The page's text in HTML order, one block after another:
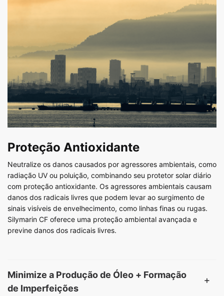
Proteção Antioxidante
Neutralize os danos causados por agressores ambientais, como
radiação UV ou poluição, combinando seu protetor solar diário
com proteção antioxidante. Os agressores ambientais causam
danos dos radicais livres que podem levar ao surgimento de
sinais visíveis de envelhecimento, como linhas finas ou rugas.
Silymarin CF oferece uma proteção ambiental avançada e
previne danos dos radicais livres.
Minimize a Produção de Óleo + Formação
de Imperfeições